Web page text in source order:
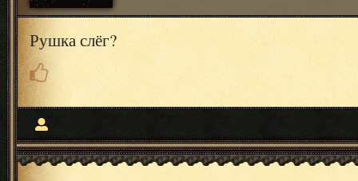
Рушка слёг?